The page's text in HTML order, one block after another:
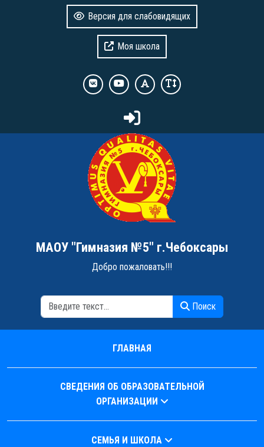
Версия для слабовидящих
Моя школа
МАОУ "Гимназия №5" г.Чебоксары
Добро пожаловать!!!
Поиск
ГЛАВНАЯ
СВЕДЕНИЯ ОБ ОБРАЗОВАТЕЛЬНОЙ
ОРГАНИЗАЦИИ
СЕМЬЯ И ШКОЛА